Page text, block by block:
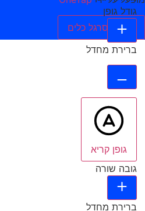
הסתר סרגל כלים
גודל גופן
ברירת מחדל
גופן קריא
גובה שורה
ברירת מחדל